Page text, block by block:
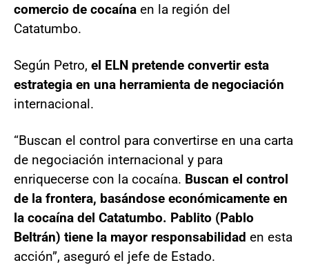
comercio de cocaína en la región del
Catatumbo.
Según Petro, el ELN pretende convertir esta
estrategia en una herramienta de negociación
internacional.
“Buscan el control para convertirse en una carta
de negociación internacional y para
enriquecerse con la cocaína. Buscan el control
de la frontera, basándose económicamente en
la cocaína del Catatumbo. Pablito (Pablo
Beltrán) tiene la mayor responsabilidad en esta
acción”, aseguró el jefe de Estado.